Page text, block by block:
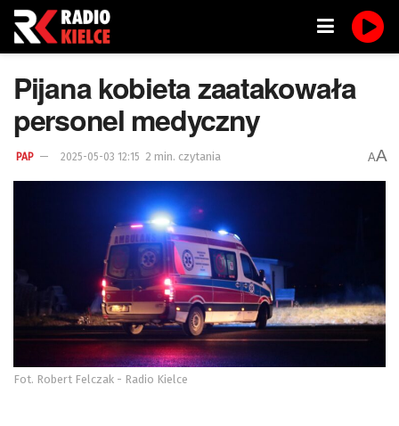
Pijana kobieta zaatakowała
personel medyczny
PAP 2025-05-03 12:15 2 min. czytania AA
Fot. Robert Felczak - Radio Kielce